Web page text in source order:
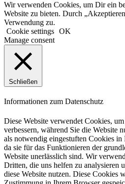
Wir verwenden Cookies, um Dir ein
Website zu bieten. Durch
Verwendung zu.
Cookie settings OK
Manage consent
Schließen
Informationen zum Datenschutz
Diese Website verwendet Cookies,
verbessern, während Sie die Website
als notwendig eingestuften Cookies in
da sie für das Funktionieren der
Website unerlässlich sind. Wir
Dritten, die uns helfen zu analysieren
diese Website nutzen. Diese Cookies